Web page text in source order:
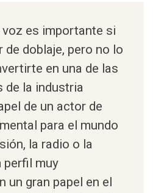
voz es importante si
doblaje, pero no lo
en una de las
de la industria
de un actor de
para el mundo
la radio o la
perfil muy
un gran papel en el